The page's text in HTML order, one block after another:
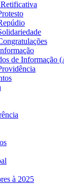
de Informação
à 2025